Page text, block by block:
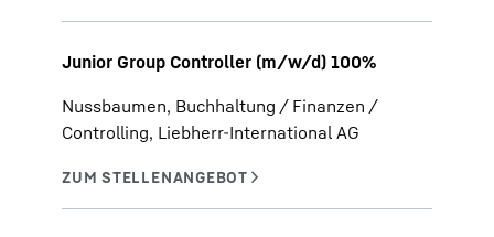
Junior Group Controller (m/w/d) 100%
Nussbaumen, Buchhaltung / Finanzen /
Controlling, Liebherr-International AG